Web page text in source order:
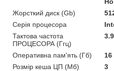
Жорсткий диск (Gb)
Серія процесора
Тактова частота
ПРОЦЕСОРА (Ггц)
3.9
Оперативна пам'ять (Гб)
16
Розмір кеша ЦП (Мб)
3